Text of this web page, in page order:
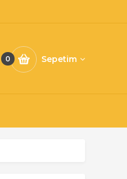
0 Sepetim